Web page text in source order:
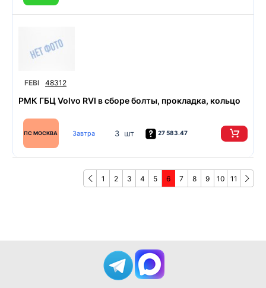
FEBI 48312
РМК ГБЦ Volvo RVI в сборе болты, прокладка, кольцо
ПС МОСКВА Завтра 3 шт 27 583.47
1 2 3 4 5 6 7 8 9 10 11